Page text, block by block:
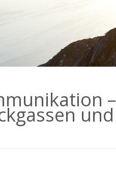
–
und